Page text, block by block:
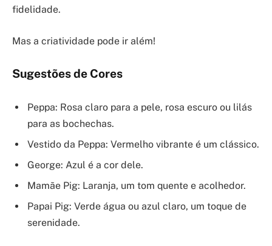
fidelidade.
Mas a criatividade pode ir além!
Sugestões de Cores
Peppa: Rosa claro para a pele, rosa escuro ou lilás
para as bochechas.
Vestido da Peppa: Vermelho vibrante é um clássico.
George: Azul é a cor dele.
Mamãe Pig: Laranja, um tom quente e acolhedor.
Papai Pig: Verde água ou azul claro, um toque de
serenidade.